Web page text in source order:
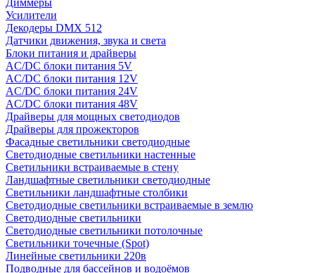
Диммеры
Усилители
Декодеры DMX 512
Датчики движения, звука и света
Блоки питания и драйверы
AC/DC блоки питания 5V
AC/DC блоки питания 12V
AC/DC блоки питания 24V
AC/DC блоки питания 48V
Драйверы для мощных светодиодов
Драйверы для прожекторов
Фасадные светильники светодиодные
Светодиодные светильники настенные
Светильники встраиваемые в стену
Ландшафтные светильники светодиодные
Светильники ландшафтные столбики
Светодиодные светильники встраиваемые в землю
Светодиодные светильники
Светодиодные светильники потолочные
Светильники точечные (Spot)
Линейные светильники 220в
Подводные для бассейнов и водоёмов